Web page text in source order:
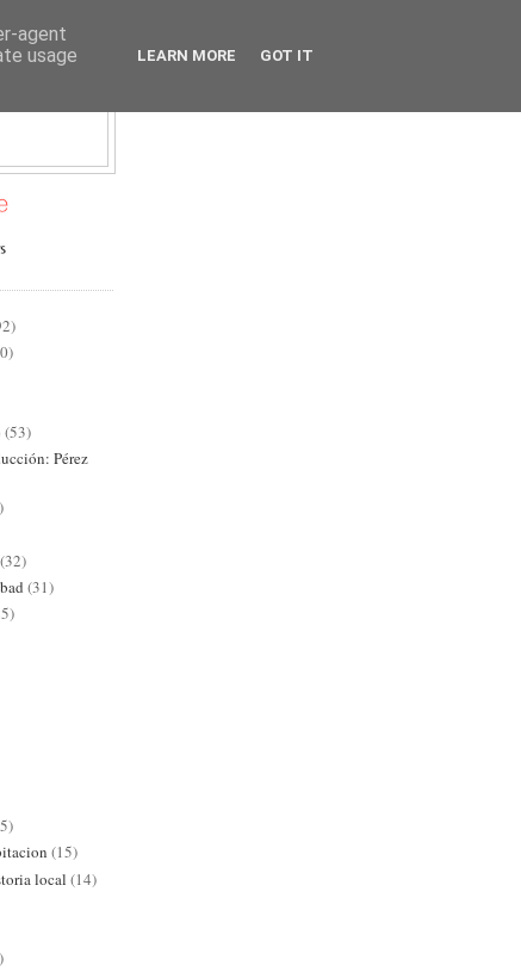
(53)
Pérez
(32)
(31)
(15)
local (14)
agent
usage
LEARN MORE GOT IT